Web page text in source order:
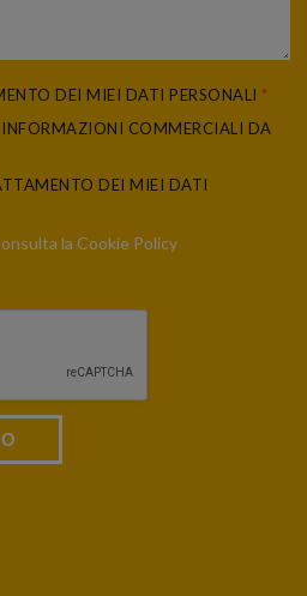
DEI MIEI DATI PERSONALI *
INFORMAZIONI COMMERCIALI DA
DEI MIEI DATI
laCookie Policy